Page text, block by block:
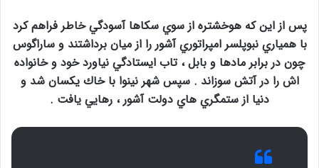
پس از اين كه هوخشتره از سوي سكاها آسودگي خاطر فراهم كرد
با همياري نبوپلسر امپراتوري آشور را از ميان برداشتند و ساراگوس
چون در برابر مادها و بابل ، تاب ايستادگي نياورد خود و خانواده
اش را در آتش سوزاند . سپس شهر نينوا با خاك يكسان شد و
دنيا از ستمگري هاي دولت آشور ، رهايي يافت .